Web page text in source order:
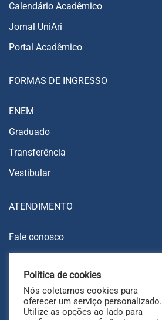
Calendário Acadêmico
Jornal UniAri
Portal Acadêmico
FORMAS DE INGRESSO
ENEM
Graduado
Transferência
Vestibular
ATENDIMENTO
Fale conosco
Ouvidoria
FAQ
Política de cookies
Nós coletamos cookies para
oferecer um serviço personalizado.
Utilize as opções ao lado para